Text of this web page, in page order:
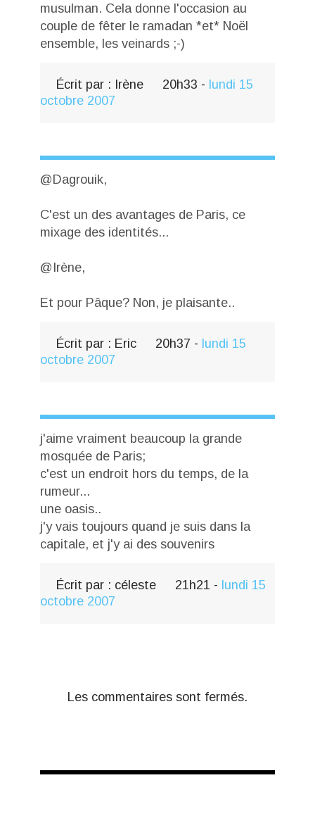
musulman. Cela donne l'occasion au
couple de fêter le ramadan *et* Noël
ensemble, les veinards ;-)
Écrit par : Irène 20h33 - lundi 15
octobre 2007
@Dagrouik,
C'est un des avantages de Paris, ce
mixage des identités...
@Irène,
Et pour Pâque? Non, je plaisante..
Écrit par : Eric 20h37 - lundi 15
octobre 2007
j'aime vraiment beaucoup la grande
mosquée de Paris;
c'est un endroit hors du temps, de la
rumeur...
une oasis..
j'y vais toujours quand je suis dans la
capitale, et j'y ai des souvenirs
Écrit par : céleste 21h21 - lundi 15
octobre 2007
Les commentaires sont fermés.